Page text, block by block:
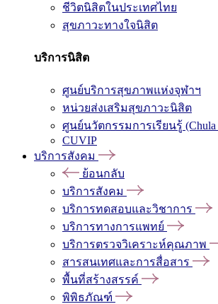
ชีวิตนิสิตในประเทศไทย
สุขภาวะทางใจนิสิต
บริการนิสิต
ศูนย์บริการสุขภาพแห่งจุฬาฯ
หน่วยส่งเสริมสุขภาวะนิสิต
ศูนย์นวัตกรรมการเรียนรู้ (Chula
CUVIP
บริการสังคม
ย้อนกลับ
บริการสังคม
บริการทดสอบและวิชาการ
บริการทางการแพทย์
บริการตรวจวิเคราะห์คุณภาพ
สารสนเทศและการสื่อสาร
พื้นที่สร้างสรรค์
พิพิธภัณฑ์